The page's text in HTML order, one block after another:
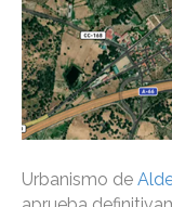
Urbanismo de